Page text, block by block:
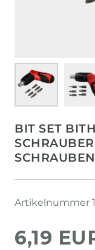
BIT SET
Artikelnummer
6,19